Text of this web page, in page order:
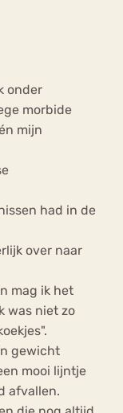
onder
morbide
mijn
had in de
over naar
mag ik het
was niet zo
gewicht
mooi lijntje
afvallen.